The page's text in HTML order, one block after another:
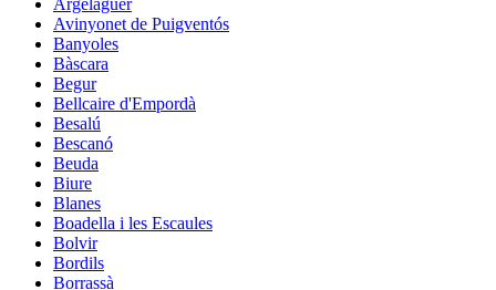
Avinyonet de Puigventós
Banyoles
Bàscara
Begur
Bellcaire d'Empordà
Besalú
Bescanó
Beuda
Biure
Blanes
Boadella i les Escaules
Bolvir
Bordils
Borrassà